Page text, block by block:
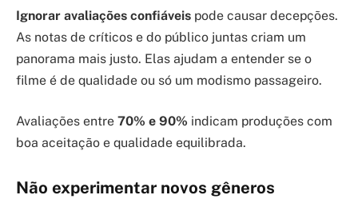
Ignorar avaliações confiáveis pode causar decepções.
As notas de críticos e do público juntas criam um
panorama mais justo. Elas ajudam a entender se o
filme é de qualidade ou só um modismo passageiro.
Avaliações entre 70% e 90% indicam produções com
boa aceitação e qualidade equilibrada.
Não experimentar novos gêneros